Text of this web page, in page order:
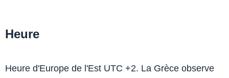
Heure
Heure d'Europe de l'Est UTC +2. La Grèce observe